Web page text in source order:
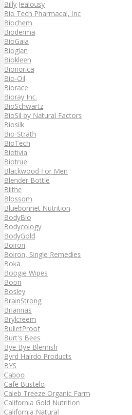
Billy Jealousy
Bio Tech Pharmacal, Inc
Biochem
Bioderma
BioGaia
Bioglan
Biokleen
Bionorica
Bio-Oil
Biorace
Bioray Inc.
BioSchwartz
BioSil by Natural Factors
Biosilk
Bio-Strath
BioTech
Biotivia
Biotrue
Blackwood For Men
Blender Bottle
Blithe
Blossom
Bluebonnet Nutrition
BodyBio
Bodycology
BodyGold
Boiron
Boiron, Single Remedies
Boka
Boogie Wipes
Boon
Bosley
BrainStrong
Briannas
Brylcreem
BulletProof
Burt's Bees
Bye Bye Blemish
Byrd Hairdo Products
BYS
Caboo
Cafe Bustelo
Caleb Treeze Organic Farm
California Gold Nutrition
California Natural